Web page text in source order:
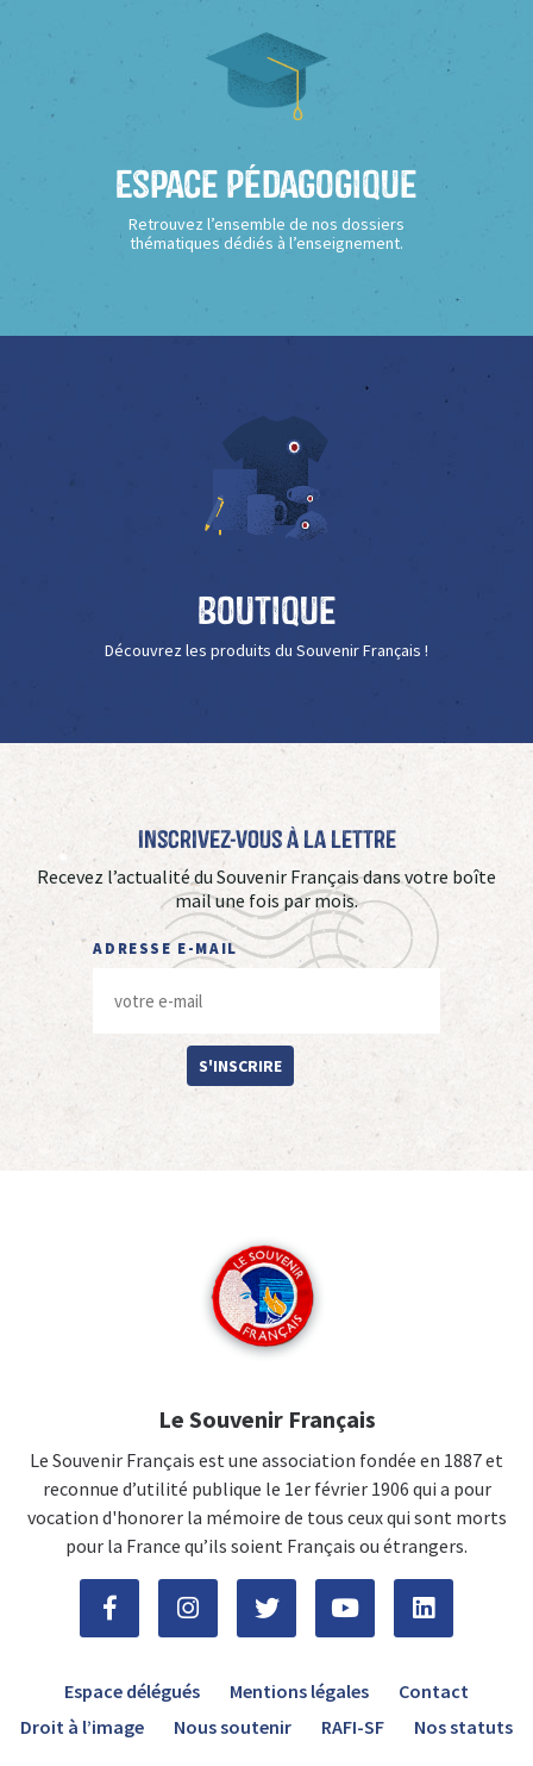
Espace Pédagogique
Retrouvez l’ensemble de nos dossiers
thématiques dédiés à l’enseignement.
Boutique
Découvrez les produits du Souvenir Français !
Inscrivez-vous à La Lettre
Recevez l’actualité du Souvenir Français dans votre boîte
mail une fois par mois.
ADRESSE E-MAIL
S'INSCRIRE
Le Souvenir Français
Le Souvenir Français est une association fondée en 1887 et
reconnue d’utilité publique le 1er février 1906 qui a pour
vocation d'honorer la mémoire de tous ceux qui sont morts
pour la France qu’ils soient Français ou étrangers.
Espace délégués Mentions légales
Contact
Droit à l’image
Nous soutenir RAFI-SF Nos statuts